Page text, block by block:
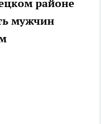
районе
мужчин